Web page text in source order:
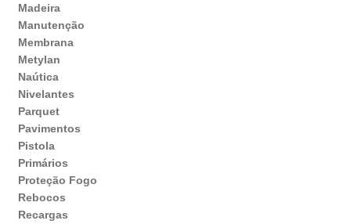
Madeira
Manutenção
Membrana
Metylan
Naútica
Nivelantes
Parquet
Pavimentos
Pistola
Primários
Proteção Fogo
Rebocos
Recargas